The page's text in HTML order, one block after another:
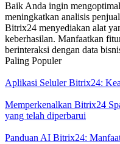
Baik Anda ingin
meningkatkan analisis
Bitrix24 menyediakan alat
keberhasilan. Manfaatkan
berinteraksi dengan data
Paling Populer
Aplikasi Seluler Bitrix24:
Memperkenalkan Bitrix24
yang telah diperbarui
Panduan AI Bitrix24: